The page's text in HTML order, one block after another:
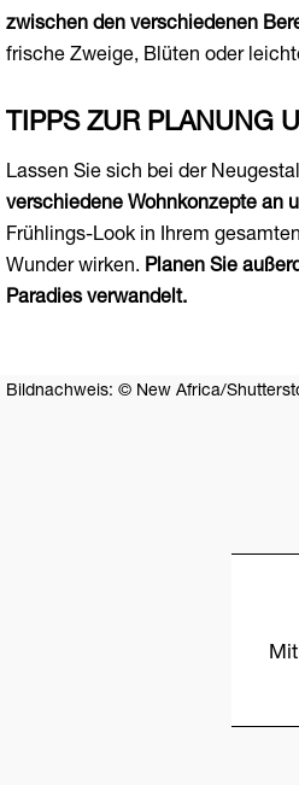
zwischen den verschiedenen
frische Zweige, Blüten oder
TIPPS ZUR PLANUNG
Lassen Sie sich bei der
verschiedene Wohnkonzepte an
Frühlings-Look in Ihrem
Wunder wirken. Planen Sie
Paradies verwandelt.
Bildnachweis: © New Africa/